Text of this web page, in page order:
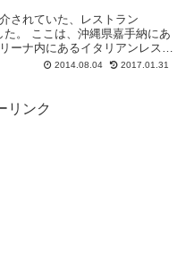
されていた、レストラン
た。 ここは、沖縄県嘉手納にあ
ーナ内にあるイタリアンレスト
2014.08.04 2017.01.31
リンク